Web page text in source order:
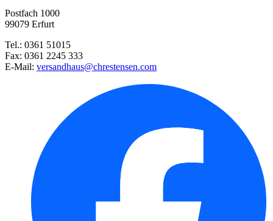
Wilde Kornblume
Wildblumen-Mischung
Zuckermais Earlibird, F1
Sommerzauber-Mischung
Wildlupine
Postfach 1000
99079 Erfurt
Tel.: 0361 51015
Fax: 0361 2245 333
E-Mail: versandhaus@chrestensen.com